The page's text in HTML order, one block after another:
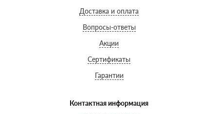
Доставка и оплата
Вопросы-ответы
Акции
Сертификаты
Гарантии
Контактная информация